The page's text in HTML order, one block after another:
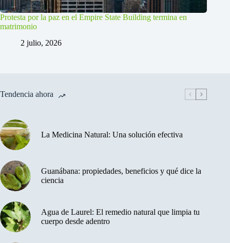
Protesta por la paz en el Empire State Building termina en
matrimonio
2 julio, 2026
Tendencia ahora
La Medicina Natural: Una solución efectiva
Guanábana: propiedades, beneficios y qué dice la
ciencia
Agua de Laurel: El remedio natural que limpia tu
cuerpo desde adentro